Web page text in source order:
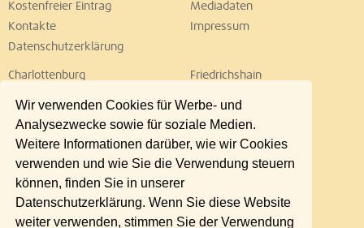
Wir verwenden Cookies für Werbe- und
Analysezwecke sowie für soziale Medien.
Weitere Informationen darüber, wie wir Cookies
verwenden und wie Sie die Verwendung steuern
können, finden Sie in unserer
Datenschutzerklärung. Wenn Sie diese Website
weiter verwenden, stimmen Sie der Verwendung
Kostenfreier Eintrag
Mediadaten
Kontakte
Impressum
Datenschutzerklärung
Charlottenburg
Friedrichshain
Lichtenberg
Marzahn
Neukölln
Pankow
Reinickendorf
Schöneberg
Spandau
Steglitz